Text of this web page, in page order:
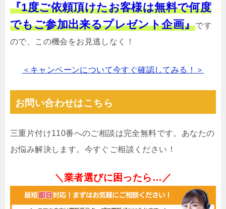
『1度ご依頼頂けたお客様は無料で何度
でもご参加出来るプレゼント企画』です
ので、この機会をお見逃しなく！
＜キャンペーンについて今すぐ確認してみる！＞
お問い合わせはこちら
三重片付け110番へのご相談は完全無料です。あなたの
お悩み解決します。今すぐご相談ください！
＼業者選びに困ったら…／